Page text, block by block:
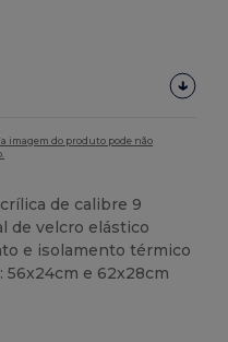
imagem do produto pode não
de calibre 9
de velcro elástico
e isolamento térmico
e 62x28cm